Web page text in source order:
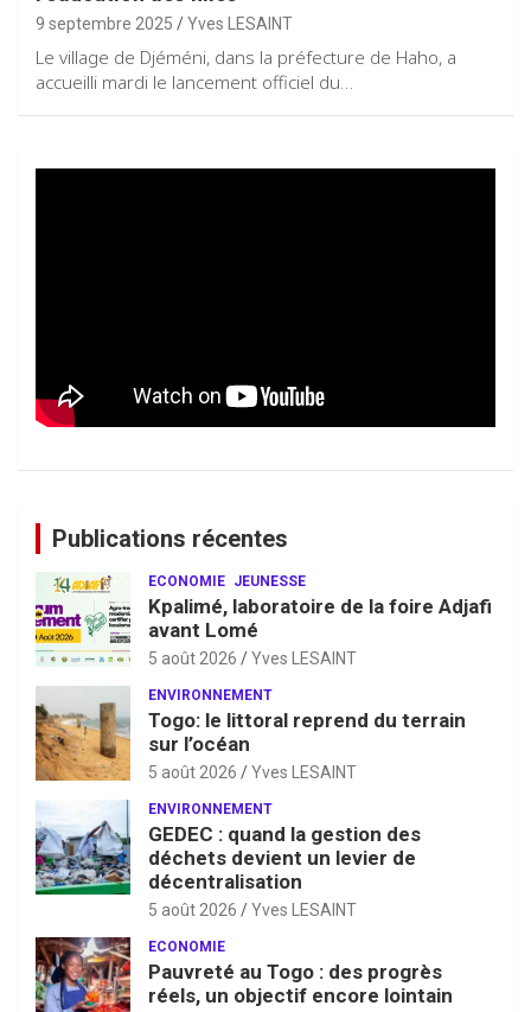
9 septembre 2025 Yves LESAINT
Le village de Djéméni, dans la préfecture de Haho, a
accueilli mardi le lancement officiel du…
Publications récentes
ECONOMIE JEUNESSE
Kpalimé, laboratoire de la foire Adjafi
avant Lomé
5 août 2026 Yves LESAINT
ENVIRONNEMENT
Togo: le littoral reprend du terrain
sur l’océan
5 août 2026 Yves LESAINT
ENVIRONNEMENT
GEDEC : quand la gestion des
déchets devient un levier de
décentralisation
5 août 2026 Yves LESAINT
ECONOMIE
Pauvreté au Togo : des progrès
réels, un objectif encore lointain